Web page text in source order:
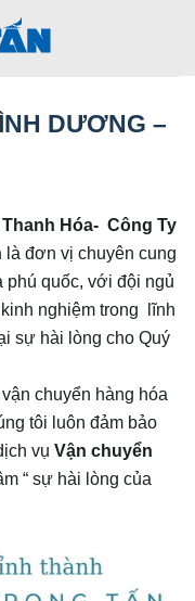
DƯƠNG –
Hóa- Công Ty
là đơn vị chuyên cung
phú quốc, với đội ngủ
nghiệm trong lĩnh
sự hài lòng cho Quý
chuyển hàng hóa
tôi luôn đảm bảo
vụ Vận chuyển
“ sự hài lòng của